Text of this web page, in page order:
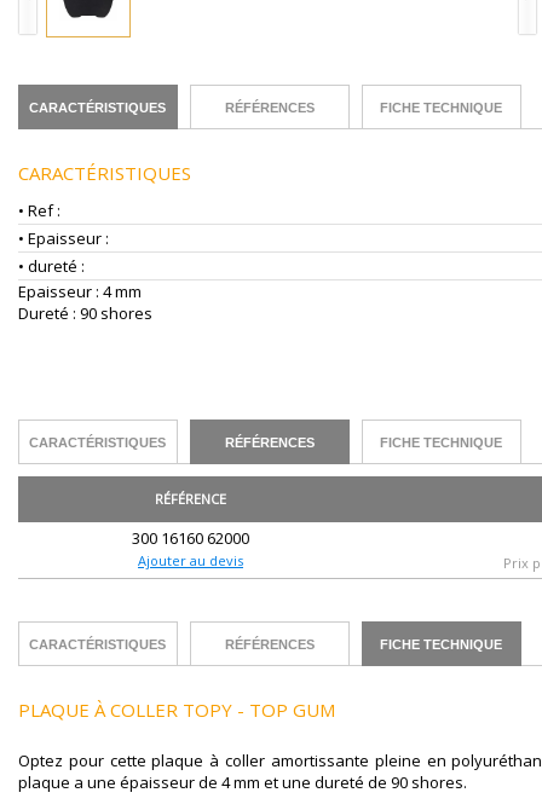
CARACTÉRISTIQUES RÉFÉRENCES FICHE TECHNIQUE
CARACTÉRISTIQUES
• Ref :
• Epaisseur :
• dureté :
Epaisseur : 4 mm
Dureté : 90 shores
CARACTÉRISTIQUES RÉFÉRENCES FICHE TECHNIQUE
RÉFÉRENCE
300 16160 62000
Ajouter au devis Prix
CARACTÉRISTIQUES RÉFÉRENCES FICHE TECHNIQUE
PLAQUE À COLLER TOPY - TOP GUM
Optez pour cette plaque à coller amortissante pleine en
plaque a une épaisseur de 4 mm et une dureté de 90 shores.